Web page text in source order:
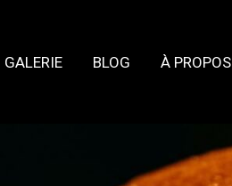
GALERIE BLOG À PROPOS